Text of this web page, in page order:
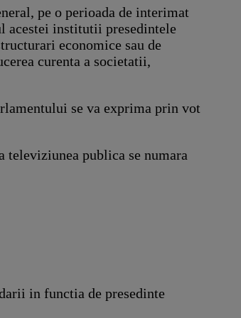
pe o perioada de interimat
acestei institutii presedintele
economice sau de
curenta a societatii,
se va exprima prin vot
publica se numara
in functia de presedinte